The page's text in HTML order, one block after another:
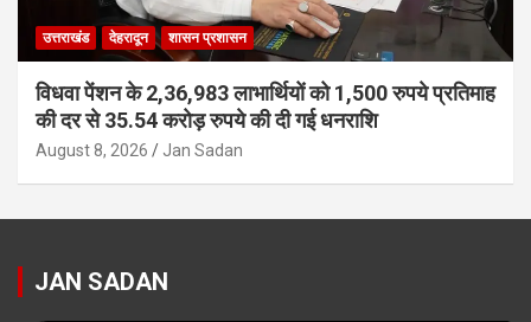
उत्तराखंड देहरादून शासन प्रशासन
विधवा पेंशन के 2,36,983 लाभार्थियों को 1,500 रुपये प्रतिमाह
की दर से 35.54 करोड़ रुपये की दी गई धनराशि
August 8, 2026 Jan Sadan
JAN SADAN